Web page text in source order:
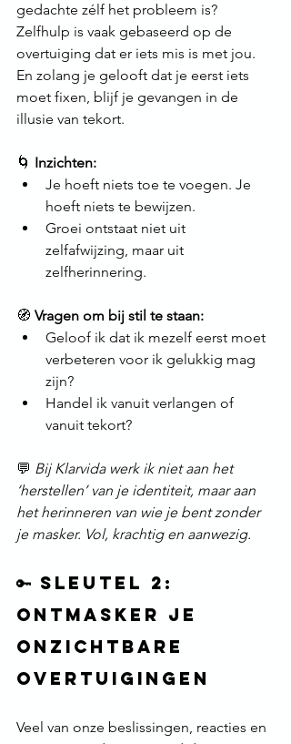
gedachte zélf het probleem is?
Zelfhulp is vaak gebaseerd op de
overtuiging dat er iets mis is met jou.
En zolang je gelooft dat je eerst iets
moet fixen, blijf je gevangen in de
illusie van tekort.
🌀 Inzichten:
Je hoeft niets toe te voegen. Je
hoeft niets te bewijzen.
Groei ontstaat niet uit
zelfafwijzing, maar uit
zelfherinnering.
🧭 Vragen om bij stil te staan:
Geloof ik dat ik mezelf eerst moet
verbeteren voor ik gelukkig mag
zijn?
Handel ik vanuit verlangen of
vanuit tekort?
💬 Bij Klarvida werk ik niet aan het
‘herstellen’ van je identiteit, maar aan
het herinneren van wie je bent zonder
je masker. Vol, krachtig en aanwezig.
🔑 Sleutel 2:
Ontmasker je
onzichtbare
overtuigingen
Veel van onze beslissingen, reacties en